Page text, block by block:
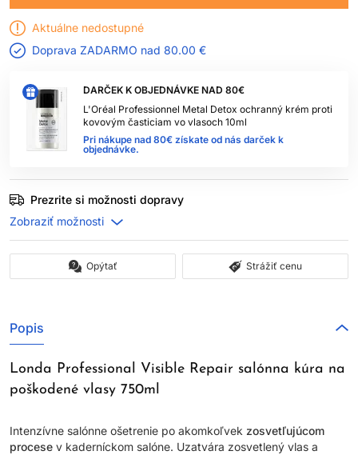
DARČEK K OBJEDNÁVKE NAD 80€
L'Oréal Professionnel Metal Detox ochranný krém proti
kovovým časticiam vo vlasoch 10ml
Pri nákupe nad 80€ získate od nás darček k
objednávke.
Aktuálne nedostupné
Doprava ZADARMO nad 80.00 €
Prezrite si možnosti dopravy
Opýtať Strážiť cenu
Popis
Londa Professional Visible Repair salónna kúra na
poškodené vlasy 750ml
Intenzívne salónne ošetrenie po akomkoľvek zosvetľujúcom
procese v kaderníckom salóne. Uzatvára zosvetlený vlas a